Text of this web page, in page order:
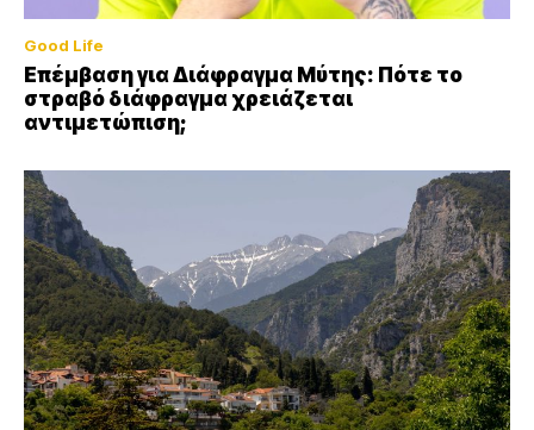
Good Life
Επέμβαση για Διάφραγμα Μύτης: Πότε το
στραβό διάφραγμα χρειάζεται
αντιμετώπιση;